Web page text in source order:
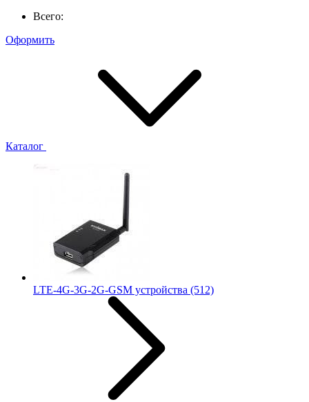
Всего:
Оформить
Каталог
LTE-4G-3G-2G-GSM устройства (512)